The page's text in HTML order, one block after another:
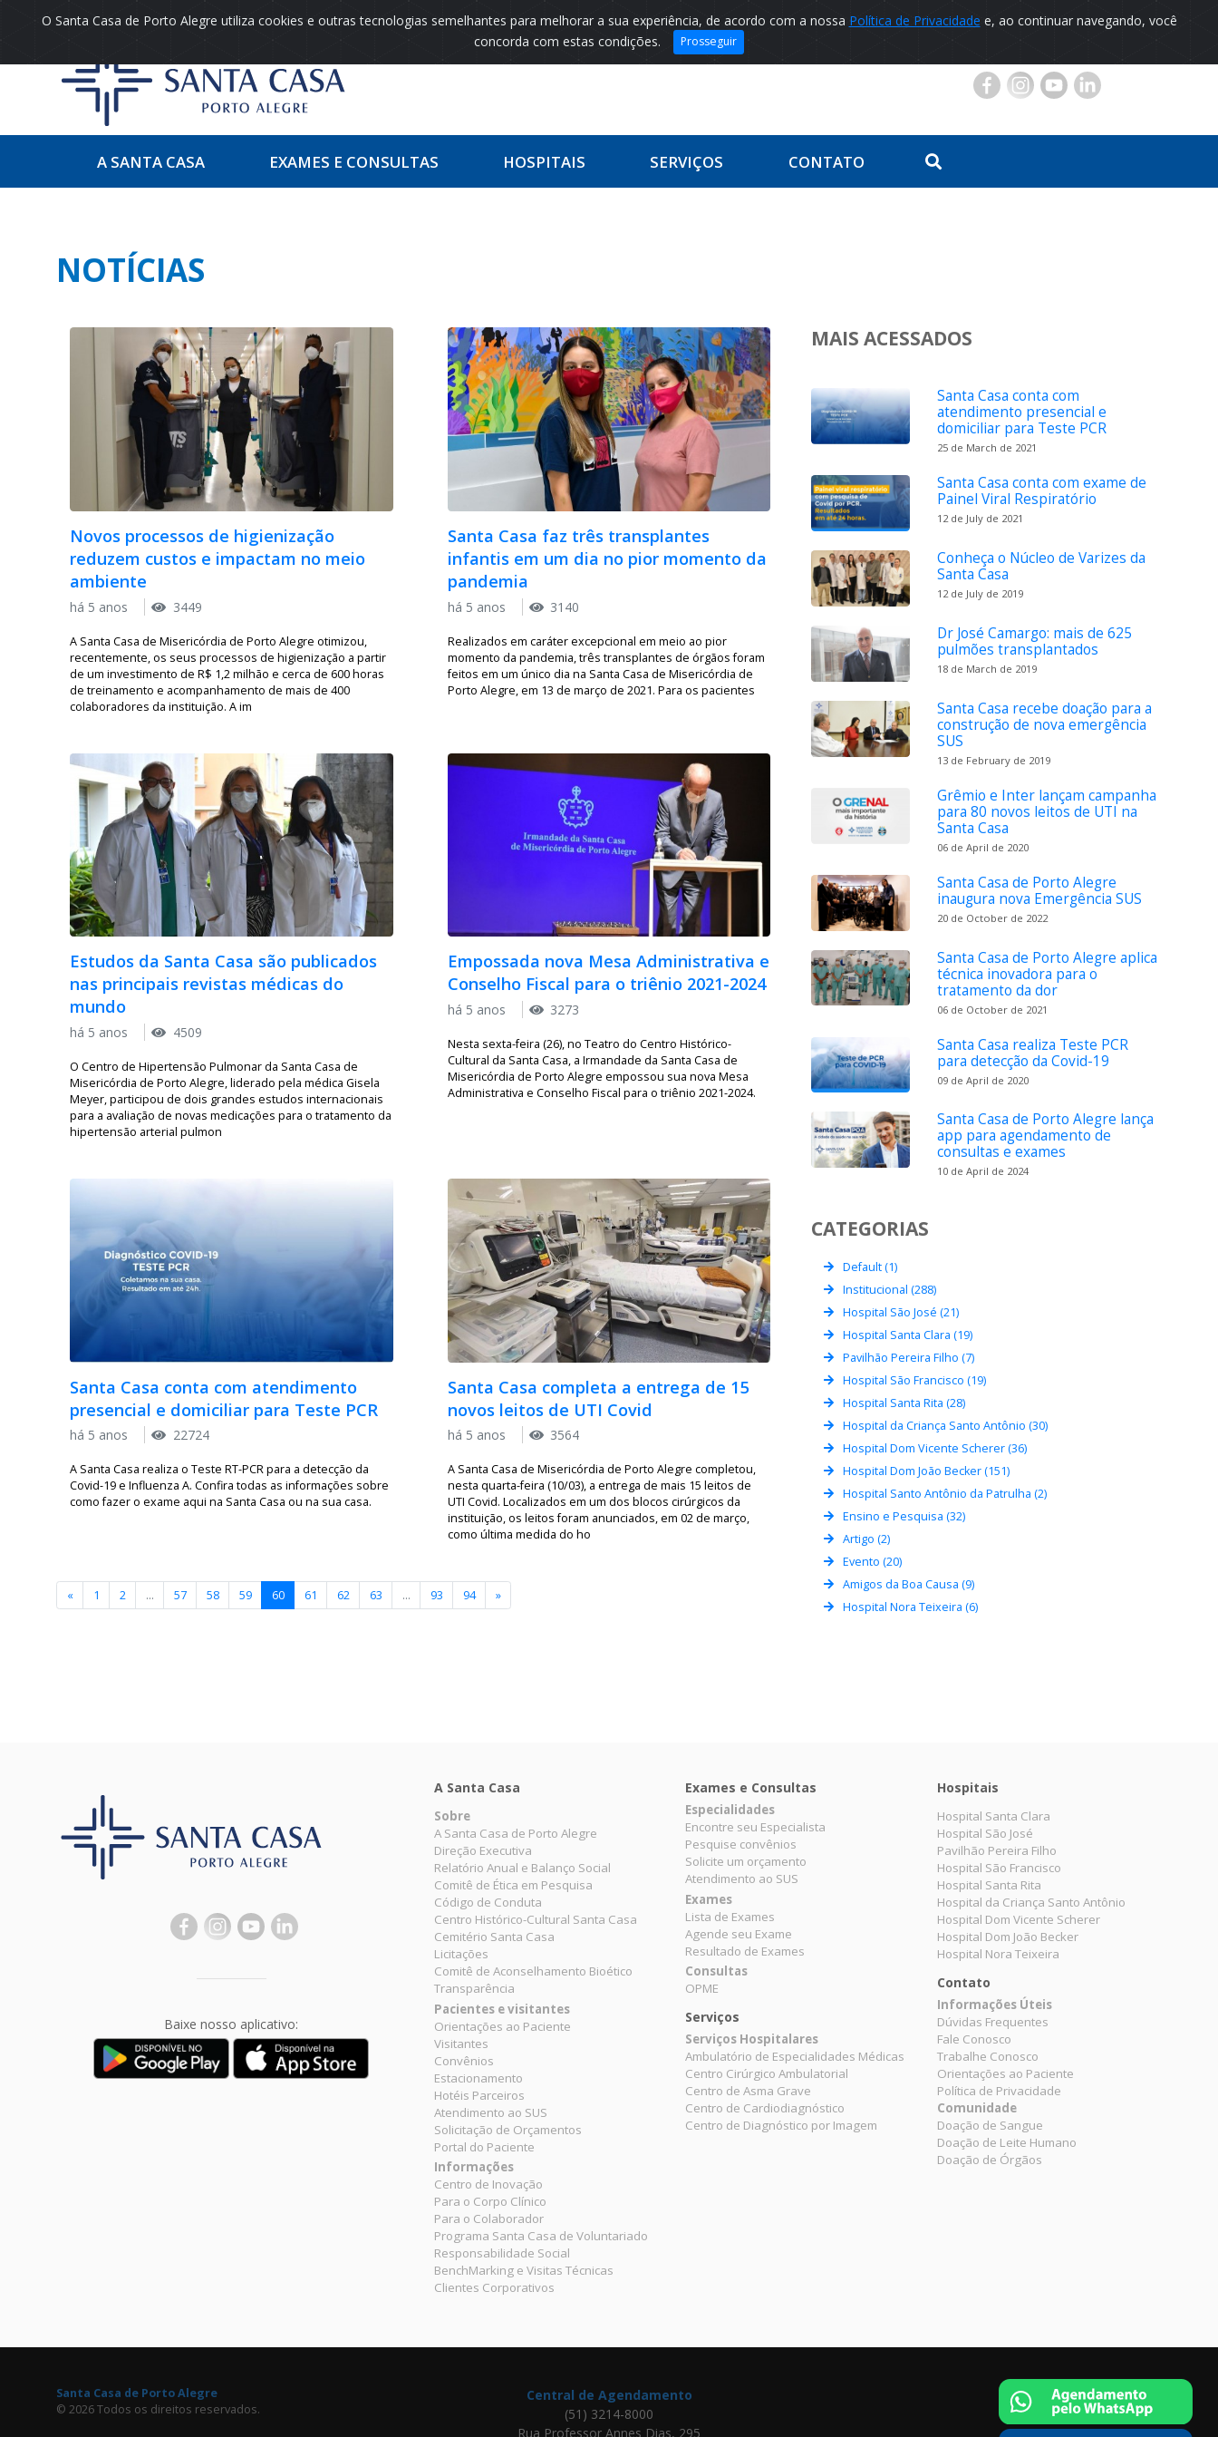
O Santa Casa de Porto Alegre utiliza cookies e outras tecnologias semelhantes para melhorar a sua experiência, de acordo com a nossa Política de Privacidade e, ao continuar navegando, você
concorda com estas condições.
Prosseguir
A SANTA CASA EXAMES E CONSULTAS HOSPITAIS SERVIÇOS CONTATO
NOTÍCIAS
Novos processos de higienização
reduzem custos e impactam no meio
ambiente
há 5 anos 3449
A Santa Casa de Misericórdia de Porto Alegre otimizou,
recentemente, os seus processos de higienização a partir
de um investimento de R$ 1,2 milhão e cerca de 600 horas
de treinamento e acompanhamento de mais de 400
colaboradores da instituição. A im
Santa Casa faz três transplantes
infantis em um dia no pior momento da
pandemia
há 5 anos 3140
Realizados em caráter excepcional em meio ao pior
momento da pandemia, três transplantes de órgãos foram
feitos em um único dia na Santa Casa de Misericórdia de
Porto Alegre, em 13 de março de 2021. Para os pacientes
Estudos da Santa Casa são publicados
nas principais revistas médicas do
mundo
há 5 anos 4509
O Centro de Hipertensão Pulmonar da Santa Casa de
Misericórdia de Porto Alegre, liderado pela médica Gisela
Meyer, participou de dois grandes estudos internacionais
para a avaliação de novas medicações para o tratamento da
hipertensão arterial pulmon
Empossada nova Mesa Administrativa e
Conselho Fiscal para o triênio 2021-2024
há 5 anos 3273
Nesta sexta-feira (26), no Teatro do Centro Histórico-
Cultural da Santa Casa, a Irmandade da Santa Casa de
Misericórdia de Porto Alegre empossou sua nova Mesa
Administrativa e Conselho Fiscal para o triênio 2021-2024.
Santa Casa conta com atendimento
presencial e domiciliar para Teste PCR
há 5 anos 22724
A Santa Casa realiza o Teste RT-PCR para a detecção da
Covid-19 e Influenza A. Confira todas as informações sobre
como fazer o exame aqui na Santa Casa ou na sua casa.
Santa Casa completa a entrega de 15
novos leitos de UTI Covid
há 5 anos 3564
A Santa Casa de Misericórdia de Porto Alegre completou,
nesta quarta-feira (10/03), a entrega de mais 15 leitos de
UTI Covid. Localizados em um dos blocos cirúrgicos da
instituição, os leitos foram anunciados, em 02 de março,
como última medida do ho
« 1 2 ... 57 58 59 60 61 62 63 ... 93 94 »
MAIS ACESSADOS
Santa Casa conta com
atendimento presencial e
domiciliar para Teste PCR
25 de March de 2021
Santa Casa conta com exame de
Painel Viral Respiratório
12 de July de 2021
Conheça o Núcleo de Varizes da
Santa Casa
12 de July de 2019
Dr José Camargo: mais de 625
pulmões transplantados
18 de March de 2019
Santa Casa recebe doação para a
construção de nova emergência
SUS
13 de February de 2019
Grêmio e Inter lançam campanha
para 80 novos leitos de UTI na
Santa Casa
06 de April de 2020
Santa Casa de Porto Alegre
inaugura nova Emergência SUS
20 de October de 2022
Santa Casa de Porto Alegre aplica
técnica inovadora para o
tratamento da dor
06 de October de 2021
Santa Casa realiza Teste PCR
para detecção da Covid-19
09 de April de 2020
Santa Casa de Porto Alegre lança
app para agendamento de
consultas e exames
10 de April de 2024
CATEGORIAS
Default (1)
Institucional (288)
Hospital São José (21)
Hospital Santa Clara (19)
Pavilhão Pereira Filho (7)
Hospital São Francisco (19)
Hospital Santa Rita (28)
Hospital da Criança Santo Antônio (30)
Hospital Dom Vicente Scherer (36)
Hospital Dom João Becker (151)
Hospital Santo Antônio da Patrulha (2)
Ensino e Pesquisa (32)
Artigo (2)
Evento (20)
Amigos da Boa Causa (9)
Hospital Nora Teixeira (6)
Baixe nosso aplicativo:
A Santa Casa
Sobre
A Santa Casa de Porto Alegre
Direção Executiva
Relatório Anual e Balanço Social
Comitê de Ética em Pesquisa
Código de Conduta
Centro Histórico-Cultural Santa Casa
Cemitério Santa Casa
Licitações
Comitê de Aconselhamento Bioético
Transparência
Pacientes e visitantes
Orientações ao Paciente
Visitantes
Convênios
Estacionamento
Hotéis Parceiros
Atendimento ao SUS
Solicitação de Orçamentos
Portal do Paciente
Informações
Centro de Inovação
Para o Corpo Clínico
Para o Colaborador
Programa Santa Casa de Voluntariado
Responsabilidade Social
BenchMarking e Visitas Técnicas
Clientes Corporativos
Exames e Consultas
Especialidades
Encontre seu Especialista
Pesquise convênios
Solicite um orçamento
Atendimento ao SUS
Exames
Lista de Exames
Agende seu Exame
Resultado de Exames
Consultas
OPME
Serviços
Serviços Hospitalares
Ambulatório de Especialidades Médicas
Centro Cirúrgico Ambulatorial
Centro de Asma Grave
Centro de Cardiodiagnóstico
Centro de Diagnóstico por Imagem
Hospitais
Hospital Santa Clara
Hospital São José
Pavilhão Pereira Filho
Hospital São Francisco
Hospital Santa Rita
Hospital da Criança Santo Antônio
Hospital Dom Vicente Scherer
Hospital Dom João Becker
Hospital Nora Teixeira
Contato
Informações Úteis
Dúvidas Frequentes
Fale Conosco
Trabalhe Conosco
Orientações ao Paciente
Política de Privacidade
Comunidade
Doação de Sangue
Doação de Leite Humano
Doação de Órgãos
Santa Casa de Porto Alegre
© 2026 Todos os direitos reservados.
Central de Agendamento
(51) 3214-8000
Rua Professor Annes Dias, 295